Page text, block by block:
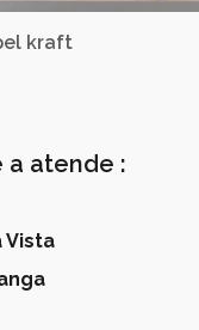
kraft
a atende :
Vista